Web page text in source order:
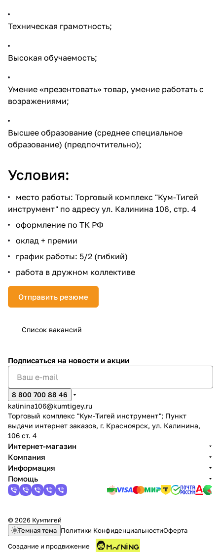
Техническая грамотность;
Высокая обучаемость;
Умение «презентовать» товар, умение работать с
возражениями;
Высшее образование (среднее специальное
образование) (предпочтительно);
Условия:
место работы: Торговый комплекс "Кум-Тигей
инструмент" по адресу ул. Калинина 106, стр. 4
оформление по ТК РФ
оклад + премии
график работы: 5/2 (гибкий)
работа в дружном коллективе
Отправить резюме
Список вакансий
Подписаться на новости и акции
8 800 700 88 46
kalinina106@kumtigey.ru
Торговый комплекс "Кум-Тигей инструмент"; Пункт
выдачи интернет заказов, г. Красноярск, ул. Калинина,
106 ст. 4
Интернет-магазин
Компания
Информация
Помощь
© 2026 Кумтигей
Темная тема Политики КонфиденциальностиОферта
Создание и продвижение